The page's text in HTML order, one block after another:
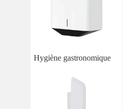
Hygiène gastronomique